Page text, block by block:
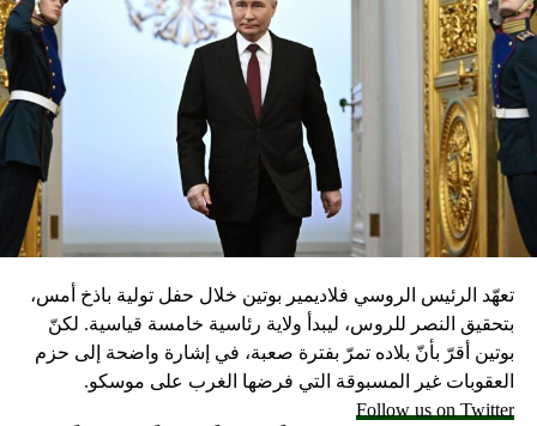
تعهّد الرئيس الروسي فلاديمير بوتين خلال حفل تولية باذخ أمس،
بتحقيق النصر للروس، ليبدأ ولاية رئاسية خامسة قياسية. لكنّ
بوتين أقرّ بأنّ بلاده تمرّ بفترة صعبة، في إشارة واضحة إلى حزم
العقوبات غير المسبوقة التي فرضها الغرب على موسكو.
Follow us on Twitter